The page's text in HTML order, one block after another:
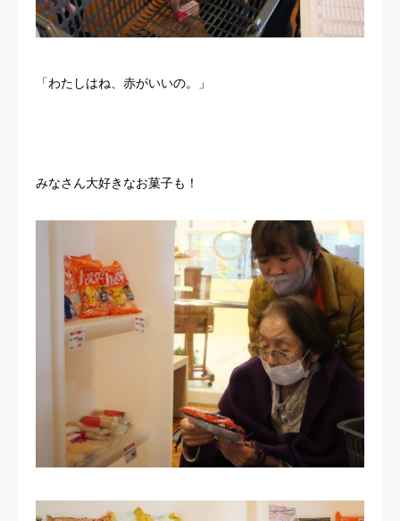
「わたしはね、赤がいいの。」
みなさん大好きなお菓子も！